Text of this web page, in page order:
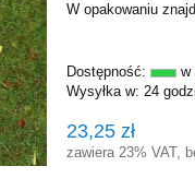
W opakowaniu
Dostępność:
w
Wysyłka w: 24
23,25 zł
zawiera 23% VAT,